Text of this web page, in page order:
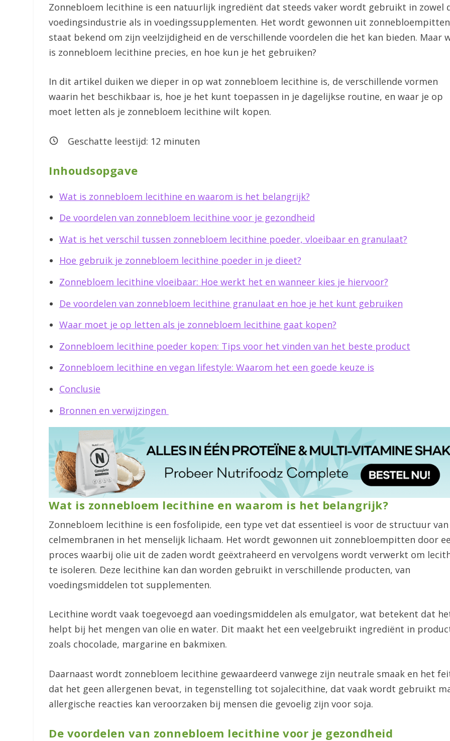
Zonnebloem lecithine is een natuurlijk ingrediënt dat steeds vaker wordt gebruikt in zowel
voedingsindustrie als in voedingssupplementen. Het wordt gewonnen uit
staat bekend om zijn veelzijdigheid en de verschillende voordelen die het kan bieden. Maar
is zonnebloem lecithine precies, en hoe kun je het gebruiken?
In dit artikel duiken we dieper in op wat zonnebloem lecithine is, de verschillende vormen
waarin het beschikbaar is, hoe je het kunt toepassen in je dagelijkse routine, en waar je op
moet letten als je zonnebloem lecithine wilt kopen.
Geschatte leestijd: 12 minuten
Inhoudsopgave
Wat is zonnebloem lecithine en waarom is het belangrijk?
De voordelen van zonnebloem lecithine voor je gezondheid
Wat is het verschil tussen zonnebloem lecithine poeder, vloeibaar en granulaat?
Hoe gebruik je zonnebloem lecithine poeder in je dieet?
Zonnebloem lecithine vloeibaar: Hoe werkt het en wanneer kies je hiervoor?
De voordelen van zonnebloem lecithine granulaat en hoe je het kunt gebruiken
Waar moet je op letten als je zonnebloem lecithine gaat kopen?
Zonnebloem lecithine poeder kopen: Tips voor het vinden van het beste product
Zonnebloem lecithine en vegan lifestyle: Waarom het een goede keuze is
Conclusie
Bronnen en verwijzingen
Wat is zonnebloem lecithine en waarom is het belangrijk?
Zonnebloem lecithine is een fosfolipide, een type vet dat essentieel is voor de structuur van
celmembranen in het menselijk lichaam. Het wordt gewonnen uit zonnebloempitten door
proces waarbij olie uit de zaden wordt geëxtraheerd en vervolgens wordt verwerkt om
te isoleren. Deze lecithine kan dan worden gebruikt in verschillende producten, van
voedingsmiddelen tot supplementen.
Lecithine wordt vaak toegevoegd aan voedingsmiddelen als emulgator, wat betekent dat
helpt bij het mengen van olie en water. Dit maakt het een veelgebruikt ingrediënt in
zoals chocolade, margarine en bakmixen.
Daarnaast wordt zonnebloem lecithine gewaardeerd vanwege zijn neutrale smaak en het
dat het geen allergenen bevat, in tegenstelling tot sojalecithine, dat vaak wordt gebruikt
allergische reacties kan veroorzaken bij mensen die gevoelig zijn voor soja.
De voordelen van zonnebloem lecithine voor je gezondheid